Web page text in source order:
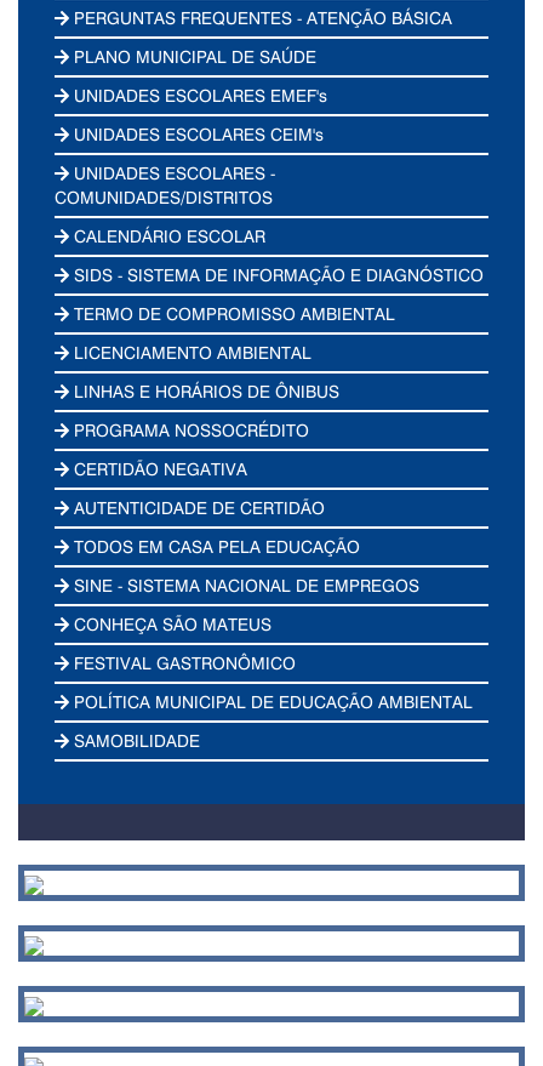
PERGUNTAS FREQUENTES - ATENÇÃO BÁSICA
PLANO MUNICIPAL DE SAÚDE
UNIDADES ESCOLARES EMEF's
UNIDADES ESCOLARES CEIM's
UNIDADES ESCOLARES -
COMUNIDADES/DISTRITOS
CALENDÁRIO ESCOLAR
SIDS - SISTEMA DE INFORMAÇÃO E DIAGNÓSTICO
TERMO DE COMPROMISSO AMBIENTAL
LICENCIAMENTO AMBIENTAL
LINHAS E HORÁRIOS DE ÔNIBUS
PROGRAMA NOSSOCRÉDITO
CERTIDÃO NEGATIVA
AUTENTICIDADE DE CERTIDÃO
TODOS EM CASA PELA EDUCAÇÃO
SINE - SISTEMA NACIONAL DE EMPREGOS
CONHEÇA SÃO MATEUS
FESTIVAL GASTRONÔMICO
POLÍTICA MUNICIPAL DE EDUCAÇÃO AMBIENTAL
SAMOBILIDADE